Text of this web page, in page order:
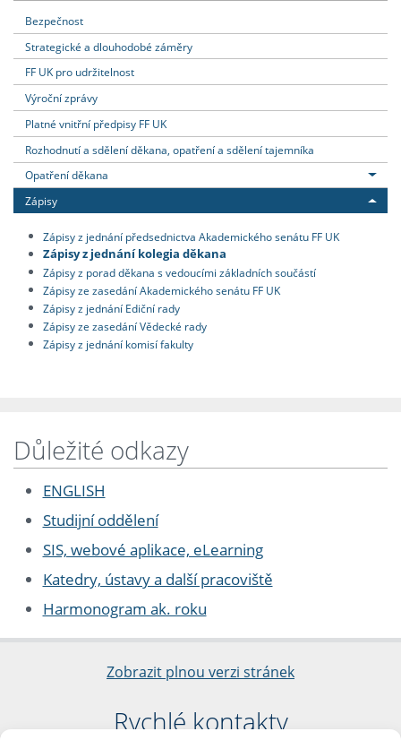
Bezpečnost
Strategické a dlouhodobé záměry
FF UK pro udržitelnost
Výroční zprávy
Platné vnitřní předpisy FF UK
Rozhodnutí a sdělení děkana, opatření a sdělení tajemníka
Opatření děkana
Zápisy
Zápisy z jednání předsednictva Akademického senátu FF UK
Zápisy z jednání kolegia děkana
Zápisy z porad děkana s vedoucími základních součástí
Zápisy ze zasedání Akademického senátu FF UK
Zápisy z jednání Ediční rady
Zápisy ze zasedání Vědecké rady
Zápisy z jednání komisí fakulty
Důležité odkazy
ENGLISH
Studijní oddělení
SIS, webové aplikace, eLearning
Katedry, ústavy a další pracoviště
Harmonogram ak. roku
Zobrazit plnou verzi stránek
Rychlé kontakty